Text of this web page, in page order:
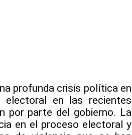
profunda crisis política en
electoral en las recientes
por parte del gobierno. La
en el proceso electoral y